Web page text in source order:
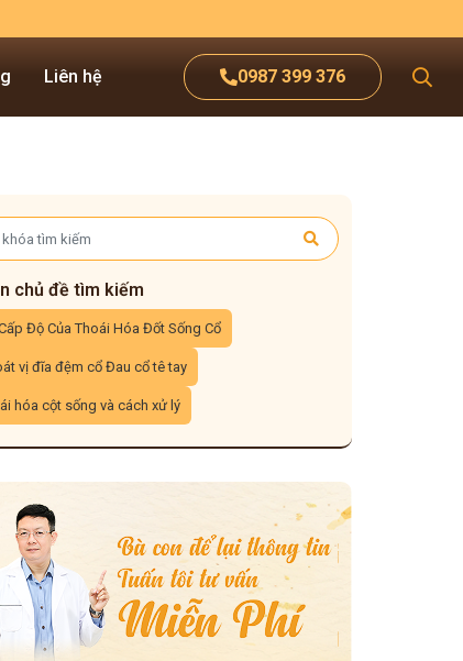
0987 399 376
Liên hệ
chủ đề tìm kiếm
Độ Của Thoái Hóa Đốt Sống Cổ
vị đĩa đệm cổ Đau cổ tê tay
hóa cột sống và cách xử lý